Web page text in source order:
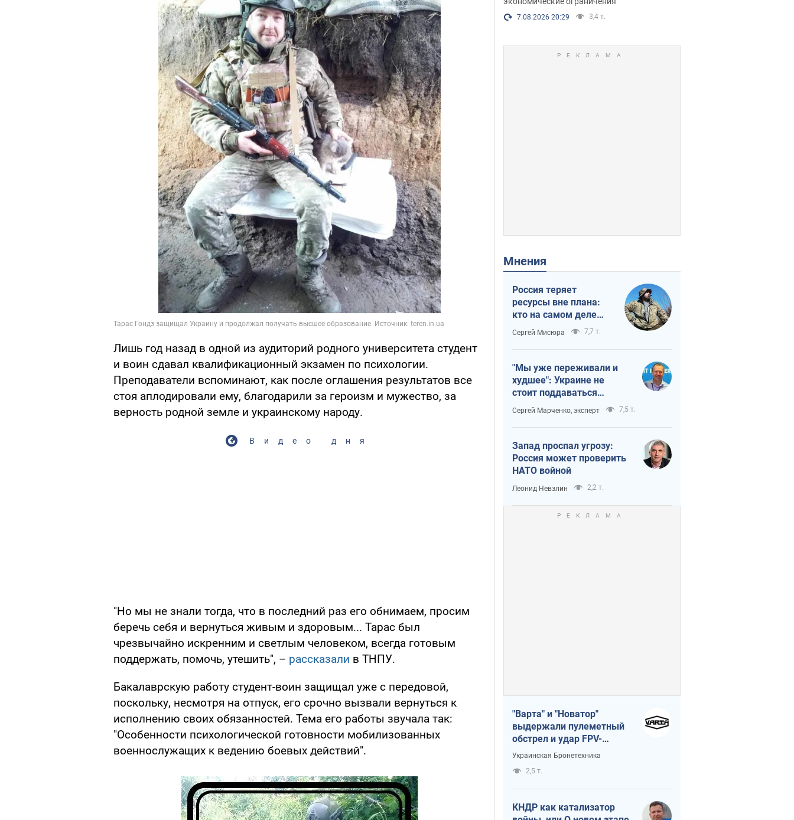
Лишь год назад в одной из аудиторий родного университета студент
и воин сдавал квалификационный экзамен по психологии.
Преподаватели вспоминают, как после оглашения результатов все
стоя аплодировали ему, благодарили за героизм и мужество, за
верность родной земле и украинскому народу.
Видео дня
"Но мы не знали тогда, что в последний раз его обнимаем, просим
беречь себя и вернуться живым и здоровым... Тарас был
чрезвычайно искренним и светлым человеком, всегда готовым
поддержать, помочь, утешить", – рассказали в ТНПУ.
Бакалаврскую работу студент-воин защищал уже с передовой,
поскольку, несмотря на отпуск, его срочно вызвали вернуться к
исполнению своих обязанностей. Тема его работы звучала так:
"Особенности психологической готовности мобилизованных
военнослужащих к ведению боевых действий".
7.08.2026 20:29 3,4 т.
Мнения
Россия теряет
ресурсы вне плана:
кто на самом деле
диктует темп войны
Сергей Мисюра 7,7 т.
"Мы уже переживали и
худшее": Украине не
стоит поддаваться
отчаянию из-за
ракетного террора
Сергей Марченко, эксперт 7,5 т.
Запад проспал угрозу:
Россия может проверить
НАТО войной
Леонид Невзлин 2,2 т.
"Варта" и "Новатор"
выдержали пулеметный
обстрел и удар FPV-
дрона, сохранив жизнь
Украинская Бронетехника
2,5 т.
КНДР как катализатор